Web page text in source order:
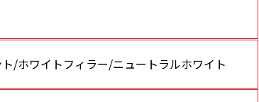
/ホワイトフィラー/ニュートラルホワイト